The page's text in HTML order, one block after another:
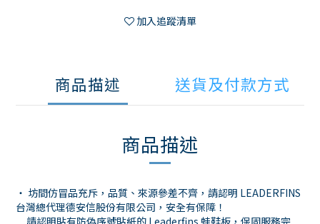
加入追蹤清單
商品描述 送貨及付款方式
商品描述
・ 坊間仿冒品充斥，品質、來源參差不齊，請認明 LEADERFINS
台灣總代理德安信股份有限公司，安全有保障！